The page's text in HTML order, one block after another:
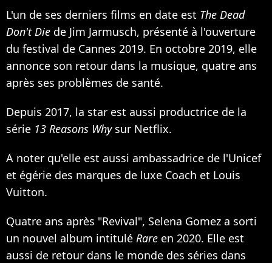
L'un de ses derniers films en date est The Dead
Don't Die de Jim Jarmusch, présenté à l'ouverture
du festival de Cannes 2019. En octobre 2019, elle
annonce son retour dans la musique, quatre ans
après ses problèmes de santé.
Depuis 2017, la star est aussi productrice de la
série 13 Reasons Whysur Netflix.
A noter qu'elle est aussi ambassadrice de l'Unicef
et égérie des marques de luxe Coach et Louis
Vuitton.
Quatre ans après "Revival", Selena Gomez a sorti
un nouvel album intitulé Rare en 2020. Elle est
aussi de retour dans le monde des séries dans